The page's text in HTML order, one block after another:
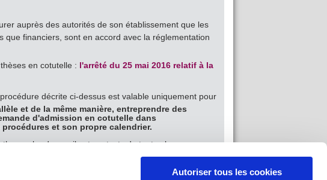
Autoriser tous les cookies
auprès des autorités de son établissement que les
que financiers, sont en accord avec la réglementation
en cotutelle :
l'arrêté du 25 mai 2016 relatif à la
décrite ci-dessus est valable uniquement pour
et de la même manière, entreprendre des
d'admission en cotutelle dans
et son propre calendrier.
des mails et contacts de toutes les
mail (adresse et téléphone si possible) du de la